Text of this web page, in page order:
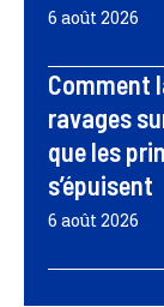
6 août 2026
Comment
ravages
que les
s’épuisent
6 août 2026